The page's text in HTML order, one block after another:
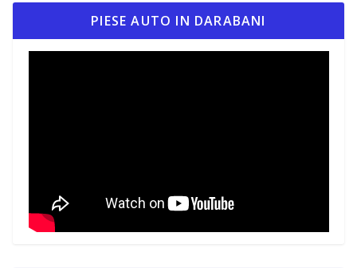
PIESE AUTO IN DARABANI